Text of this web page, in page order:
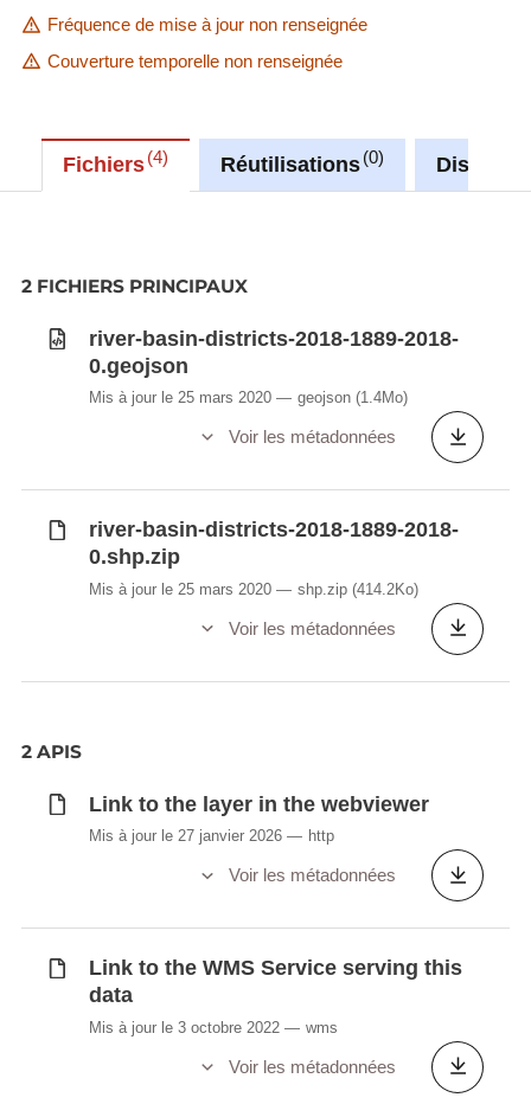
Fréquence de mise à jour non renseignée
Couverture temporelle non renseignée
Fichiers 4 Réutilisations 0
2 FICHIERS PRINCIPAUX
river-basin-districts-2018-1889-2018-
0.geojson
Mis à jour le 25 mars 2020 geojson (1.4Mo)
Voir les métadonnées
river-basin-districts-2018-1889-2018-
0.shp.zip
Mis à jour le 25 mars 2020 shp.zip (414.2Ko)
Voir les métadonnées
2 APIS
Link to the layer in the webviewer
Mis à jour le 27 janvier 2026 http
Voir les métadonnées
Link to the WMS Service serving this
data
Mis à jour le 3 octobre 2022 wms
Voir les métadonnées